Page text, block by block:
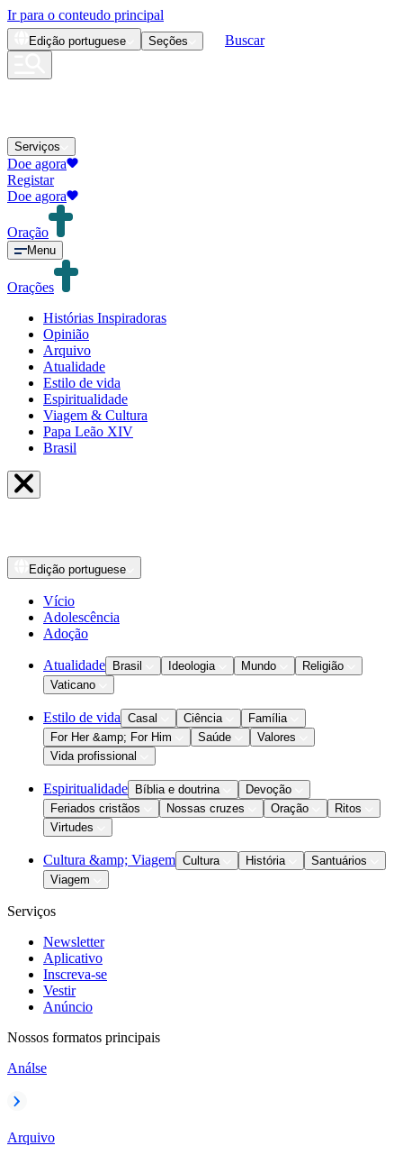
Ir para o conteudo principal
Edição portuguese Seções Buscar
Serviços
Doe agora
Registar
Doe agora
Oração
Menu
Orações
Histórias Inspiradoras
Opinião
Arquivo
Atualidade
Estilo de vida
Espiritualidade
Viagem & Cultura
Papa Leão XIV
Brasil
Edição portuguese
Vício
Adolescência
Adoção
Atualidade Brasil Ideologia Mundo
Religião
Vaticano
Estilo de vida Casal Ciência
Família
For Her &amp; For Him
Saúde
Valores
Vida profissional
Espiritualidade Bíblia e doutrina
Devoção
Feriados cristãos
Nossas cruzes Oração
Ritos
Virtudes
Cultura &amp; Viagem Cultura História
Santuários
Viagem
Serviços
Newsletter
Aplicativo
Inscreva-se
Vestir
Anúncio
Nossos formatos principais
Análse
Arquivo